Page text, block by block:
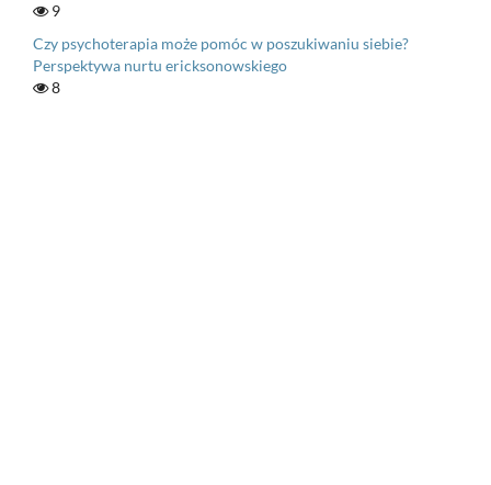
9
Czy psychoterapia może pomóc w poszukiwaniu siebie?
Perspektywa nurtu ericksonowskiego
8